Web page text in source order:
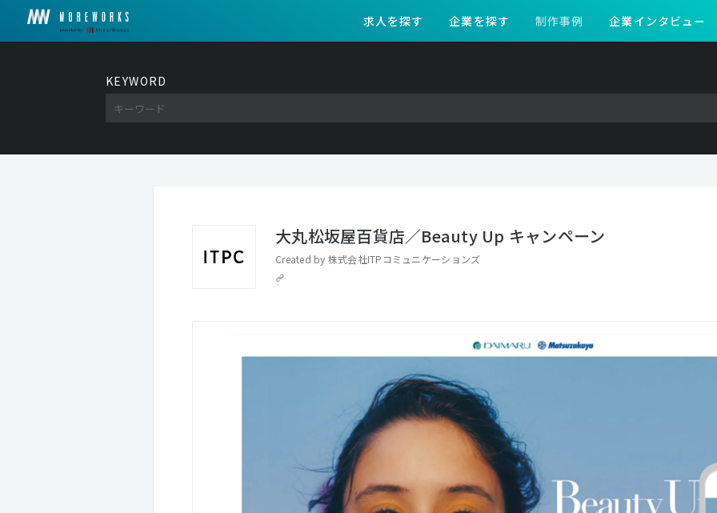
求人を探す 企業を探す 制作事例 企業インタビュー
KEYWORD
大丸松坂屋百貨店／Beauty Up キャンペーン
Created by 株式会社ITPコミュニケーションズ